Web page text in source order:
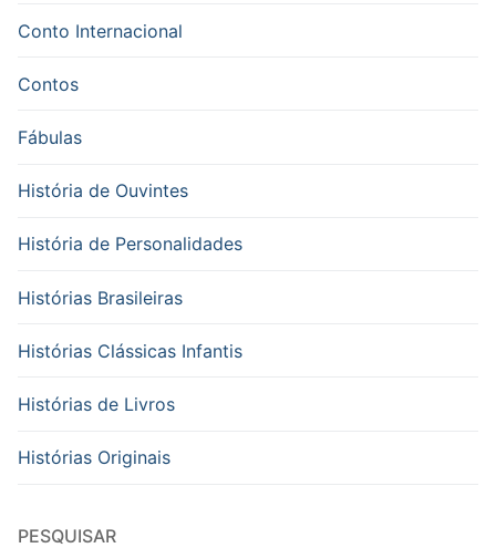
Conto Internacional
Contos
Fábulas
História de Ouvintes
História de Personalidades
Histórias Brasileiras
Histórias Clássicas Infantis
Histórias de Livros
Histórias Originais
PESQUISAR